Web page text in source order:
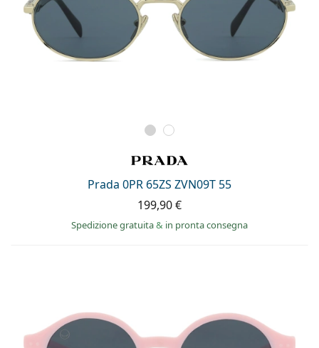
Prada 0PR 65ZS ZVN09T 55
199,90 €
Spedizione gratuita& in pronta consegna